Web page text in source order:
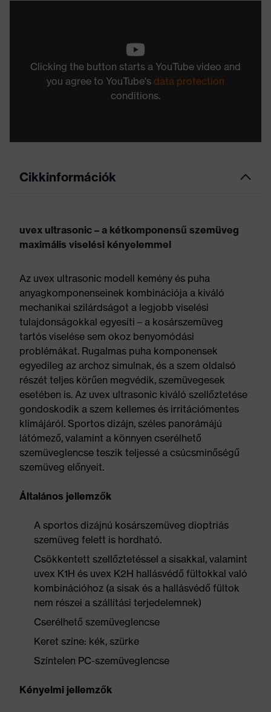
Clicking the button starts a YouTube video and
you agree to YouTube's data protection
conditions.
Cikkinformációk
uvex ultrasonic – a kétkomponensű szemüveg
maximális viselési kényelemmel
Az uvex ultrasonic modell kemény és puha
anyagkomponenseinek kombinációja a kiváló
mechanikai szilárdságot a legjobb viselési
tulajdonságokkal egyesíti – a kosárszemüveg
tartós viselése sem okoz benyomódási
problémákat. Rugalmas puha komponensek
egyedileg az archoz simulnak, és a szem oldalsó
részét teljes körűen megvédik, szemüvegesek
esetében is. Az uvex ultrasonic kiváló szellőztetése
gondoskodik a szem kellemes és irritációmentes
klímájáról. Sportos dizájn, széles panorámájú
látómező, valamint a könnyen cserélhető
szemüveglencse teszik teljessé a csúcsminőségű
szemüveg előnyeit.
Általános jellemzők
A sportos dizájnú kosárszemüveg dioptriás
szemüveg felett is hordható.
Csökkentett szellőztetéssel a sisakkal, valamint
uvex K1H és uvex K2H hallásvédő fültokkal való
kombinációhoz (a sisak és a hallásvédő fültok
nem részei a szállítási terjedelemnek)
Cserélhető szemüveglencse
Keret színe: kék, szürke
Színtelen PC-szemüveglencse
Kényelmi jellemzők